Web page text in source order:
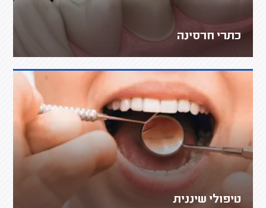
כתרי חרסינה
טיפולי שיננית